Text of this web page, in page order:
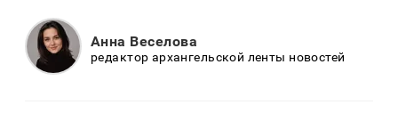
Анна Веселова
редактор архангельской ленты новостей